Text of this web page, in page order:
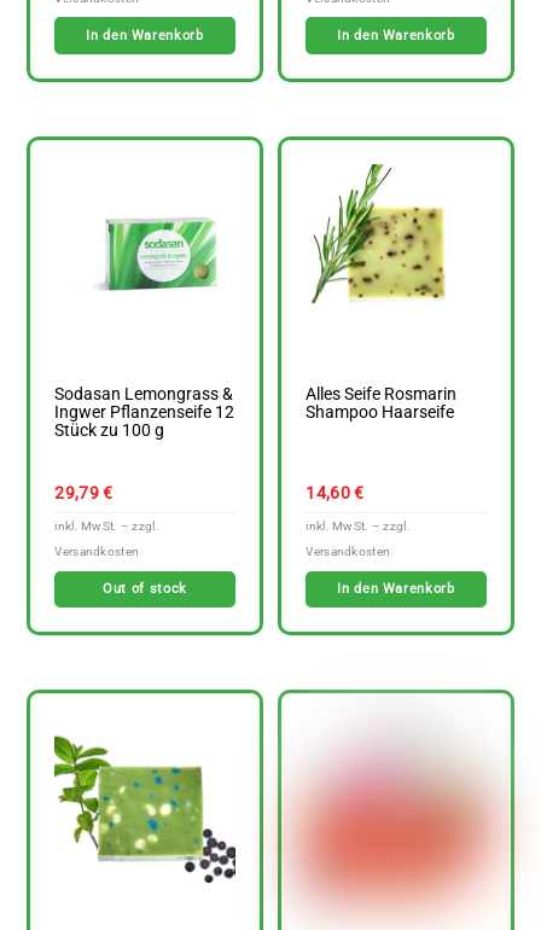
In den Warenkorb In den Warenkorb
Sodasan Lemongrass &
Ingwer Pflanzenseife 12
Stück zu 100 g
29,79€
Out of stock
Alles Seife Rosmarin
Shampoo Haarseife
14,60€
In den Warenkorb